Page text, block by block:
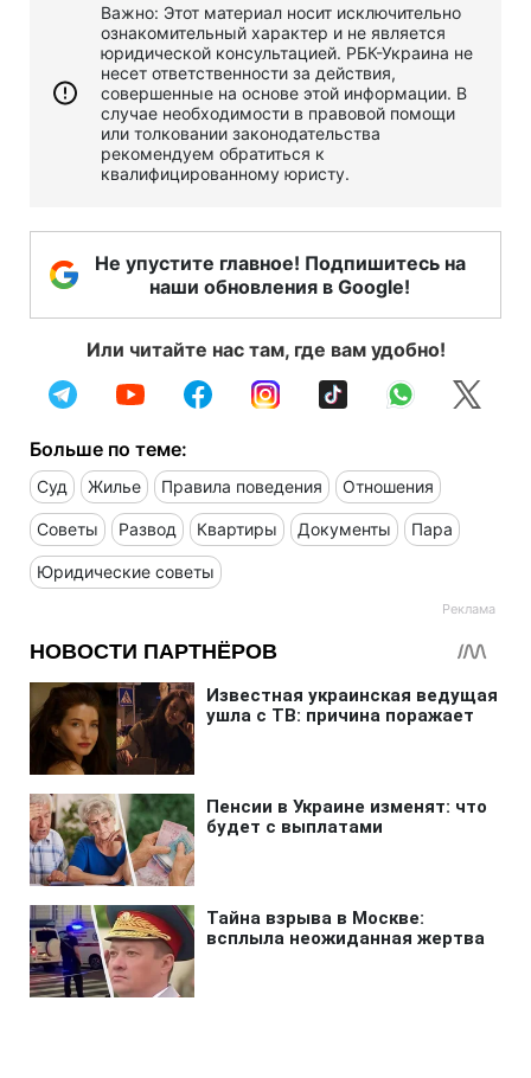
Важно: Этот материал носит исключительно
ознакомительный характер и не является
юридической консультацией. РБК-Украина не
несет ответственности за действия,
совершенные на основе этой информации. В
случае необходимости в правовой помощи
или толковании законодательства
рекомендуем обратиться к
квалифицированному юристу.
Не упустите главное! Подпишитесь на
наши обновления в Google!
Или читайте нас там, где вам удобно!
Больше по теме:
Суд Жилье Правила поведения Отношения
Советы Развод Квартиры Документы Пара
Юридические советы